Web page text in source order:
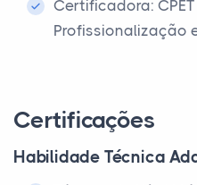
Certificadora:
Profissionalização
Certificações
Habilidade Técnica